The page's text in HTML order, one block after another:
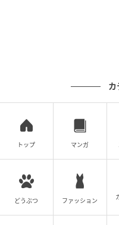
プロフィール
公認心理師
難しい学問
としてお届
カ
トップ マンガ
どうぶつ ファッション